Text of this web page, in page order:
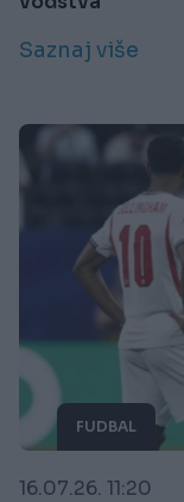
Saznaj više
FUDBAL
16.07.26. 11:20